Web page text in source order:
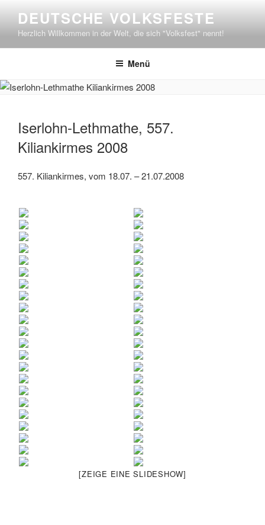
springen
DEUTSCHE VOLKSFESTE
Herzlich Willkommen in der Welt, die sich "Volksfest" nennt!
Menü
Iserlohn-Lethmathe, 557.
Kiliankirmes 2008
557. Kiliankirmes, vom 18.07. – 21.07.2008
[ZEIGE EINE SLIDESHOW]